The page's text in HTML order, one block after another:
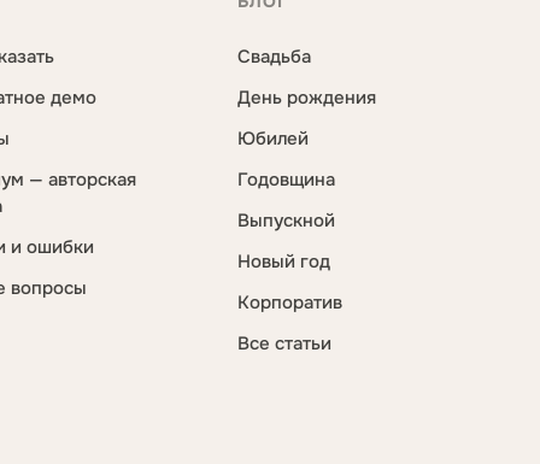
демо
— авторская
и ошибки
вопросы
Свадьба
День рождения
Юбилей
Годовщина
Выпускной
Новый год
Корпоратив
Все статьи